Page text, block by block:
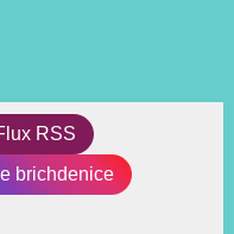
RSS
brichdenice